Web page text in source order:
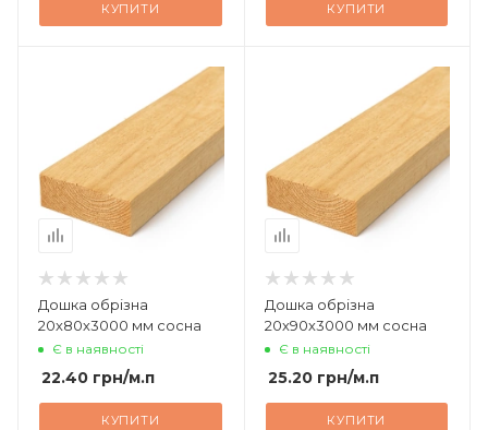
КУПИТИ КУПИТИ
Дошка обрізна
20х80х3000 мм сосна
Є в наявності
22.40 грн/м.п
КУПИТИ
Дошка обрізна
20х90х3000 мм сосна
Є в наявності
25.20грн/м.п
КУПИТИ